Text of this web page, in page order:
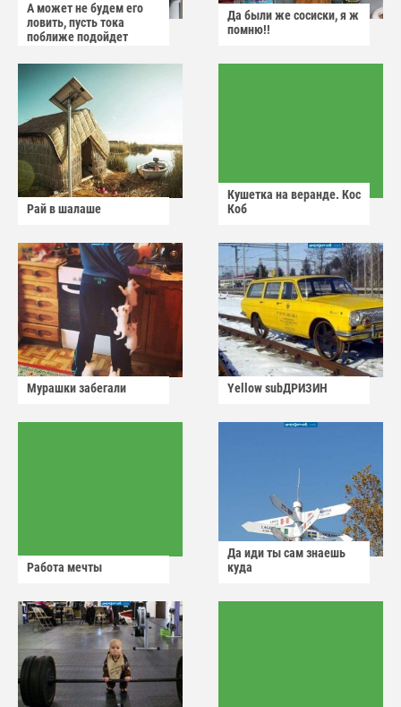
А может не будем его
ловить, пусть тока
поближе подойдет
Да были же сосиски, я ж
помню!!
Рай в шалаше
Кушетка на веранде. Кос
Коб
Мурашки забегали Yellow subДРИЗИН
Работа мечты
Да иди ты сам знаешь
куда